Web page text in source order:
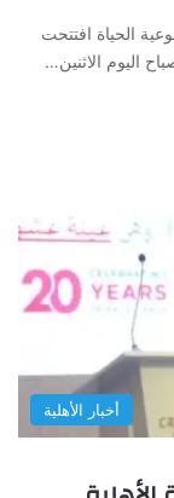
الحياة افتتحت
اليوم الاثنين…
أخبار الأهلية